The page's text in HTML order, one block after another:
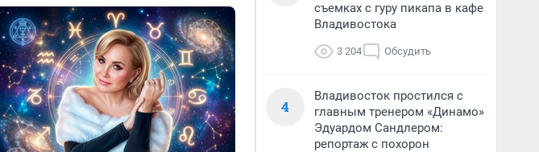
съемках с гуру пикапа в кафе
Владивостока
3 204 Обсудить
4
Владивосток простился с
главным тренером «Динамо»
Эдуардом Сандлером:
репортаж с похорон